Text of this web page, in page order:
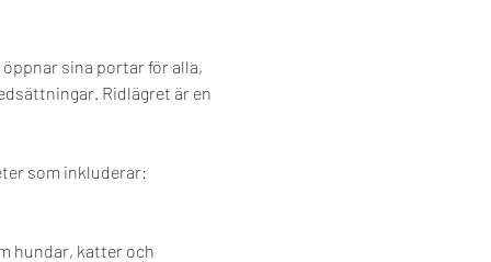
sina portar för alla,
Ridlägret är en
som inkluderar:
hundar, katter och